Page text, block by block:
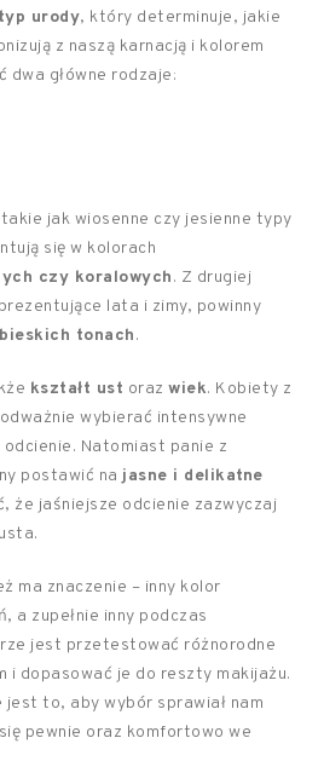
typ urody, który determinuje, jakie
z naszą karnacją i kolorem
dwa główne rodzaje:
jak wiosenne czy jesienne typy
się w kolorach
czy koralowych. Z drugiej
lata i zimy, powinny
tonach.
kształt ust oraz wiek. Kobiety z
wybierać intensywne
Natomiast panie z
postawić na jasne i delikatne
że jaśniejsze odcienie zazwyczaj
ma znaczenie – inny kolor
a zupełnie inny podczas
jest przetestować różnorodne
i dopasować je do reszty makijażu.
jest to, aby wybór sprawiał nam
pewnie oraz komfortowo we